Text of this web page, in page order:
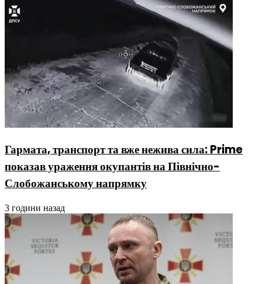
Гармата, транспорт та вже нежива сила: Prime
показав ураження окупантів на Північно-
Слобожанському напрямку
3 години назад